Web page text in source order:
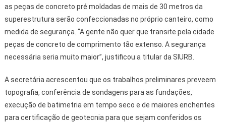
as peças de concreto pré moldadas de mais de 30 metros da
superestrutura serão confeccionadas no próprio canteiro, como
medida de segurança. “A gente não quer que transite pela cidade
peças de concreto de comprimento tão extenso. A segurança
necessária seria muito maior”, justificou a titular da SIURB.
A secretária acrescentou que os trabalhos preliminares preveem
topografia, conferência de sondagens para as fundações,
execução de batimetria em tempo seco e de maiores enchentes
para certificação de geotecnia para que sejam conferidos os